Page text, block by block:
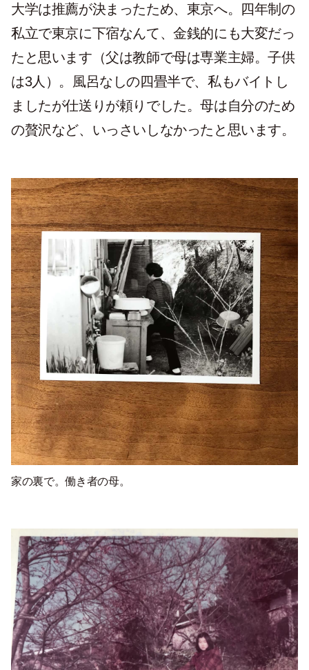
大学は推薦が決まったため、東京へ。四年制の
私立で東京に下宿なんて、金銭的にも大変だっ
たと思います（父は教師で母は専業主婦。子供
は3人）。風呂なしの四畳半で、私もバイトし
ましたが仕送りが頼りでした。母は自分のため
の贅沢など、いっさいしなかったと思います。
家の裏で。働き者の母。